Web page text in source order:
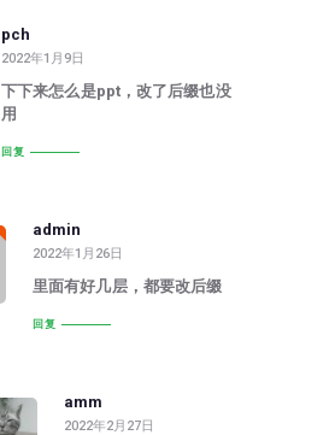
pch
2022年1月9日
下下来怎么是ppt，改了后缀也没
用
回复
admin
2022年1月26日
里面有好几层，都要改后缀
回复
amm
2022年2月27日